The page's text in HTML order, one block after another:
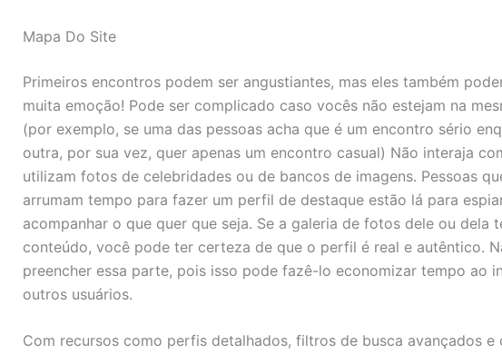
Mapa Do Site
Primeiros encontros podem ser angustiantes, mas eles também
muita emoção! Pode ser complicado caso vocês não estejam na
(por exemplo, se uma das pessoas acha que é um encontro sério
outra, por sua vez, quer apenas um encontro casual) Não interaja
utilizam fotos de celebridades ou de bancos de imagens. Pessoas
arrumam tempo para fazer um perfil de destaque estão lá para
acompanhar o que quer que seja. Se a galeria de fotos dele ou dela
conteúdo, você pode ter certeza de que o perfil é real e autêntico.
preencher essa parte, pois isso pode fazê-lo economizar tempo ao
outros usuários.
Com recursos como perfis detalhados, filtros de busca avançados e